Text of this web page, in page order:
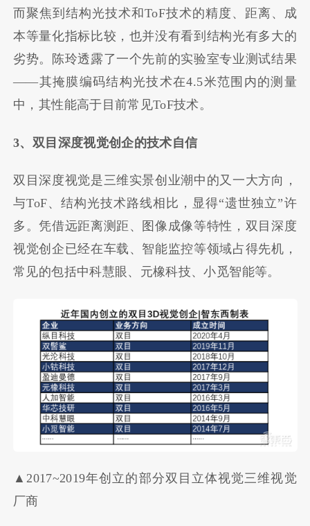
而聚焦到结构光技术和ToF技术的精度、距离、成
本等量化指标比较，也并没有看到结构光有多大的
劣势。陈玲透露了一个先前的实验室专业测试结果
——其掩膜编码结构光技术在4.5米范围内的测量
中，其性能高于目前常见ToF技术。
3、双目深度视觉创企的技术自信
双目深度视觉是三维实景创业潮中的又一大方向，
与ToF、结构光技术路线相比，显得“遗世独立”许
多。凭借远距离测距、图像成像等特性，双目深度
视觉创企已经在车载、智能监控等领域占得先机，
常见的包括中科慧眼、元橡科技、小觅智能等。
▲2017~2019年创立的部分双目立体视觉三维视觉
厂商